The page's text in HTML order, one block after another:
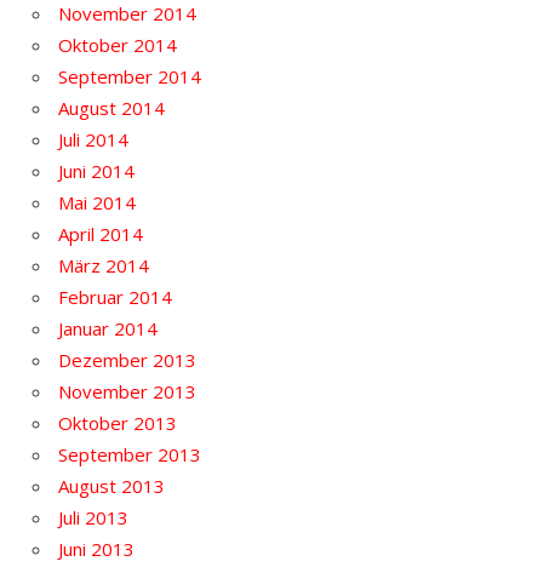
November 2014
Oktober 2014
September 2014
August 2014
Juli 2014
Juni 2014
Mai 2014
April 2014
März 2014
Februar 2014
Januar 2014
Dezember 2013
November 2013
Oktober 2013
September 2013
August 2013
Juli 2013
Juni 2013